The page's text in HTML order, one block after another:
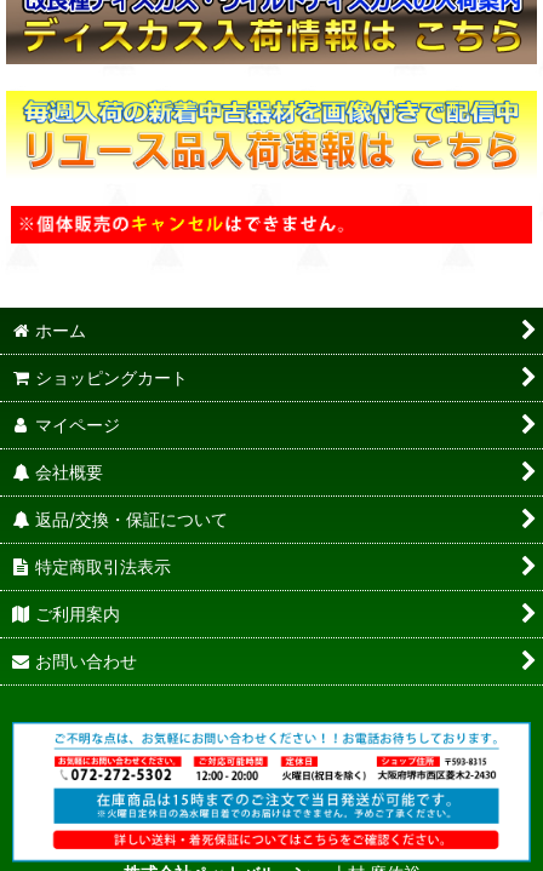
ホーム
ショッピングカート
マイページ
会社概要
返品/交換・保証について
特定商取引法表示
ご利用案内
お問い合わせ